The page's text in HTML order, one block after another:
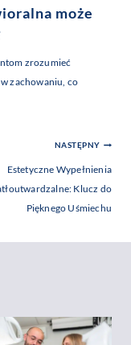
może
zrozumieć
zachowaniu, co
NASTĘPNY
Estetyczne Wypełnienia
Klucz do
Pięknego Uśmiechu